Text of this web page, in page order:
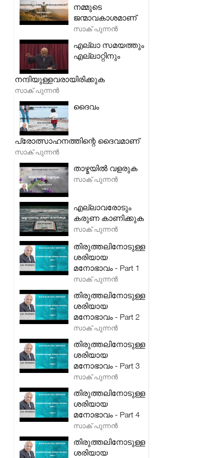
നമ്മുടെ
ജന്മാവകാശമാണ്
സാക് പുന്നൻ
എല്ലാ സമയത്തും
എല്ലാറ്റിനും
നന്ദിയുള്ളവരായിരിക്കുക
സാക് പുന്നൻ
ദൈവം
പ്രോത്സാഹനത്തിന്റെ ദൈവമാണ്
സാക് പുന്നൻ
താഴ്മയിൽ വളരുക
സാക് പുന്നൻ
എല്ലാവരോടും
കരുണ കാണിക്കുക
സാക് പുന്നൻ
തിരുത്തലിനോടുള്ള
ശരിയായ
മനോഭാവം - Part 1
സാക് പുന്നൻ
തിരുത്തലിനോടുള്ള
ശരിയായ
മനോഭാവം - Part 2
സാക് പുന്നൻ
തിരുത്തലിനോടുള്ള
ശരിയായ
മനോഭാവം - Part 3
സാക് പുന്നൻ
തിരുത്തലിനോടുള്ള
ശരിയായ
മനോഭാവം - Part 4
സാക് പുന്നൻ
തിരുത്തലിനോടുള്ള
ശരിയായ